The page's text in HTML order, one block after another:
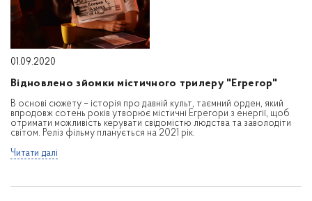
01.09.2020
Відновлено зйомки містичного трилеру "Егрегор"
В основі сюжету – історія про давній культ, таємний орден, який
впродовж сотень років утворює містичні Егрегори з енергії, щоб
отримати можливість керувати свідомістю людства та заволодіти
світом. Реліз фільму планується на 2021 рік.
Читати далі